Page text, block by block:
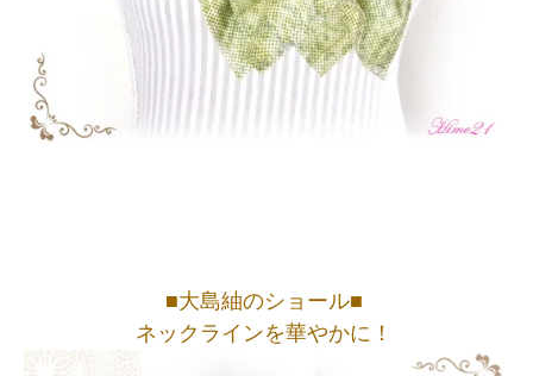
■大島紬のショール■
ネックラインを華やかに！